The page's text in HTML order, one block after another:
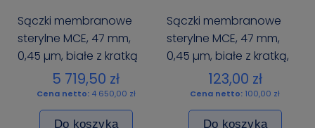
Sączki membranowe
sterylne MCE, 47 mm,
0,45 µm, białe z kratką
,op. 50x100 szt.,
pakowane pojedynczo
5 719,50 zł
Cena netto: 4 650,00 zł
Do koszyka
Sączki membranowe
sterylne MCE, 47 mm,
0,45 µm, białe z kratką,
op. 100 szt., pakowane
pojedynczo
123,00 zł
Cena netto: 100,00 zł
Do koszyka